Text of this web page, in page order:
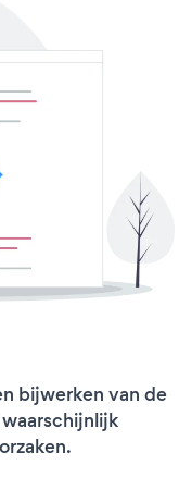
bijwerken van de